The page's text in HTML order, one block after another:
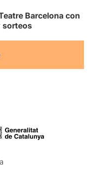
Barcelona con
sorteos